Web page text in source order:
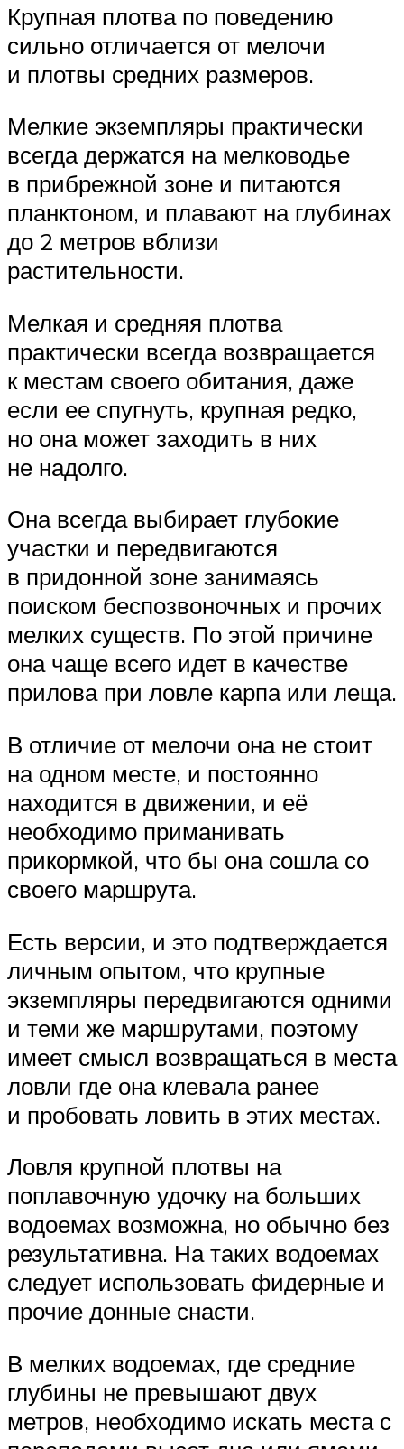
Крупная плотва по поведению
сильно отличается от мелочи
и плотвы средних размеров.
Мелкие экземпляры практически
всегда держатся на мелководье
в прибрежной зоне и питаются
планктоном, и плавают на глубинах
до 2 метров вблизи
растительности.
Мелкая и средняя плотва
практически всегда возвращается
к местам своего обитания, даже
если ее спугнуть, крупная редко,
но она может заходить в них
не надолго.
Она всегда выбирает глубокие
участки и передвигаются
в придонной зоне занимаясь
поиском беспозвоночных и прочих
мелких существ. По этой причине
она чаще всего идет в качестве
прилова при ловле карпа или леща.
В отличие от мелочи она не стоит
на одном месте, и постоянно
находится в движении, и её
необходимо приманивать
прикормкой, что бы она сошла со
своего маршрута.
Есть версии, и это подтверждается
личным опытом, что крупные
экземпляры передвигаются одними
и теми же маршрутами, поэтому
имеет смысл возвращаться в места
ловли где она клевала ранее
и пробовать ловить в этих местах.
Ловля крупной плотвы на
поплавочную удочку на больших
водоемах возможна, но обычно без
результативна. На таких водоемах
следует использовать фидерные и
прочие донные снасти.
В мелких водоемах, где средние
глубины не превышают двух
метров, необходимо искать места с